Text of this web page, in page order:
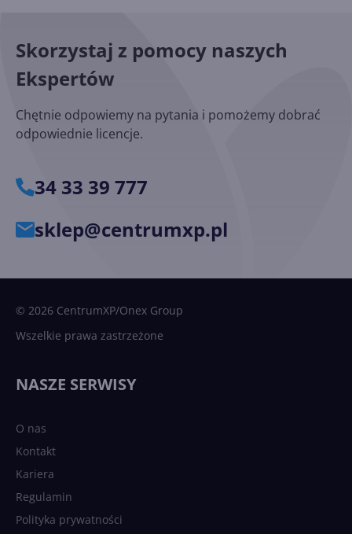
Skorzystaj z pomocy naszych
Ekspertów
Chętnie odpowiemy na pytania i pomożemy dobrać
odpowiednie licencje.
34 33 39 777
sklep@centrumxp.pl
© 2026 CentrumXP/Onex Group
Wszelkie prawa zastrzeżone
NASZE SERWISY
O nas
Kontakt
Kariera
Regulamin
Polityka prywatności